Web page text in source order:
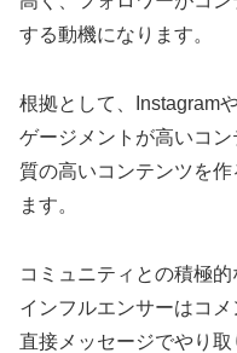
する動機になります。
根拠として、Instagram
ゲージメントが高いコン
質の高いコンテンツを
ます。
コミュニティとの積極
インフルエンサーはコ
直接メッセージでやり